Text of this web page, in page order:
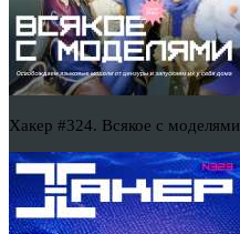
Хакер #324. Всякое с моделями